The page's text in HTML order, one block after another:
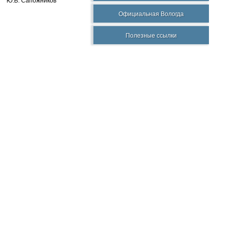
Официальная Вологда
Полезные ссылки